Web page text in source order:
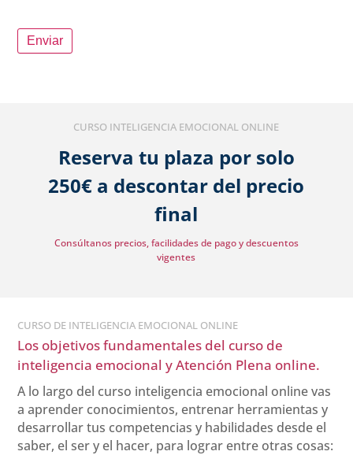
Enviar
CURSO INTELIGENCIA EMOCIONAL ONLINE
Reserva tu plaza por solo
250€ a descontar del precio
final
Consúltanos precios, facilidades de pago y descuentos
vigentes
CURSO DE INTELIGENCIA EMOCIONAL ONLINE
Los objetivos fundamentales del curso de
inteligencia emocional y Atención Plena online.
A lo largo del curso inteligencia emocional online vas
a aprender conocimientos, entrenar herramientas y
desarrollar tus competencias y habilidades desde el
saber, el ser y el hacer, para lograr entre otras cosas: